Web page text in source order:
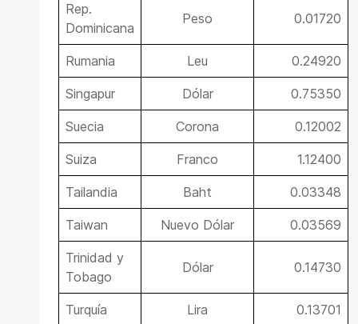
Rep.
Dominicana
Peso 0.01720
Rumania Leu 0.24920
Singapur Dólar 0.75350
Suecia Corona 0.12002
Suiza Franco 1.12400
Tailandia Baht 0.03348
Taiwan Nuevo Dólar 0.03569
Trinidad y
Tobago
Dólar 0.14730
Turquía Lira 0.13701